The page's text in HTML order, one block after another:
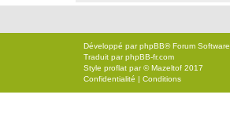
Développé parphpBB® Forum
Traduit parphpBB-fr.com
Style proflat par ©Mazeltof 2017
Confidentialité | Conditions